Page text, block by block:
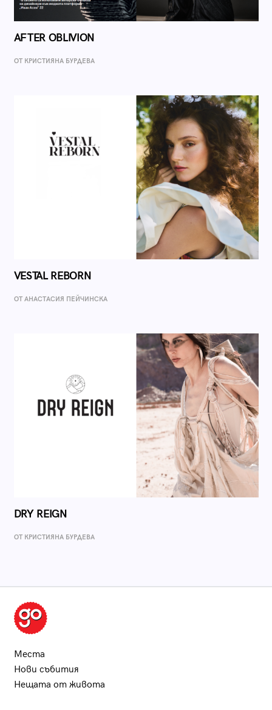
AFTER OBLIVION
ОТ КРИСТИЯНА БУРДЕВА
VESTAL REBORN
ОТ AНАСТАСИЯ ПЕЙЧИНСКА
DRY REIGN
ОТ КРИСТИЯНА БУРДЕВА
Места
Нови събития
Нещата от живота